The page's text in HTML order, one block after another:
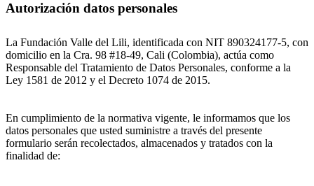
Autorización datos personales
La Fundación Valle del Lili, identificada con NIT 890324177-5, con
domicilio en la Cra. 98 #18-49, Cali (Colombia), actúa como
Responsable del Tratamiento de Datos Personales, conforme a la
Ley 1581 de 2012 y el Decreto 1074 de 2015.
En cumplimiento de la normativa vigente, le informamos que los
datos personales que usted suministre a través del presente
formulario serán recolectados, almacenados y tratados con la
finalidad de: